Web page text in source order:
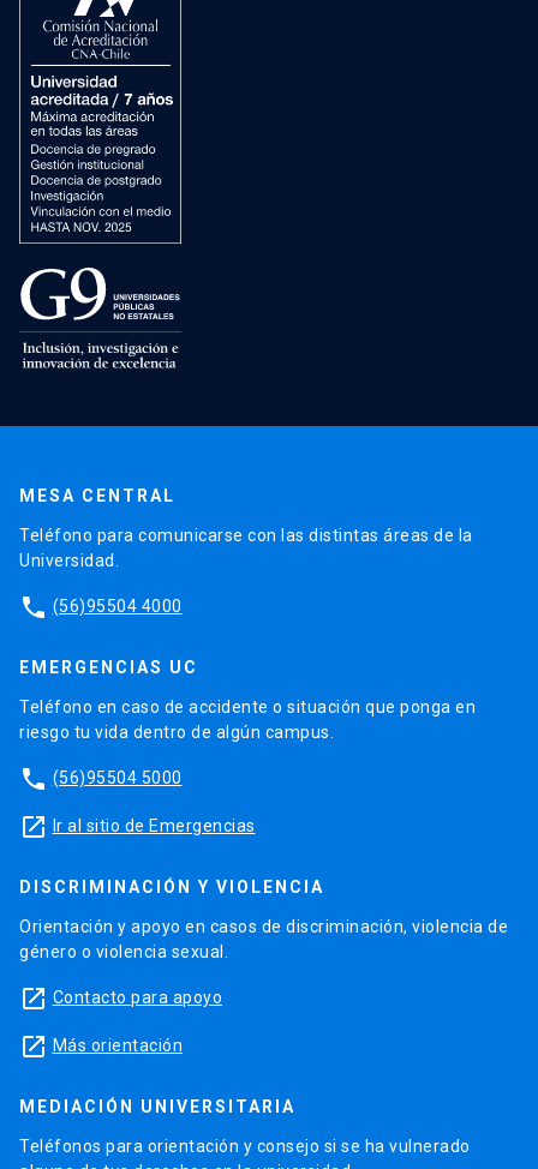
MESA CENTRAL
Teléfono para comunicarse con las distintas áreas de la
Universidad.
phone (56)95504 4000
EMERGENCIAS UC
Teléfono en caso de accidente o situación que ponga en
riesgo tu vida dentro de algún campus.
phone (56)95504 5000
launch Ir al sitio de Emergencias
DISCRIMINACIÓN Y VIOLENCIA
Orientación y apoyo en casos de discriminación, violencia de
género o violencia sexual.
launch Contacto para apoyo
launch Más orientación
MEDIACIÓN UNIVERSITARIA
Teléfonos para orientación y consejo si se ha vulnerado